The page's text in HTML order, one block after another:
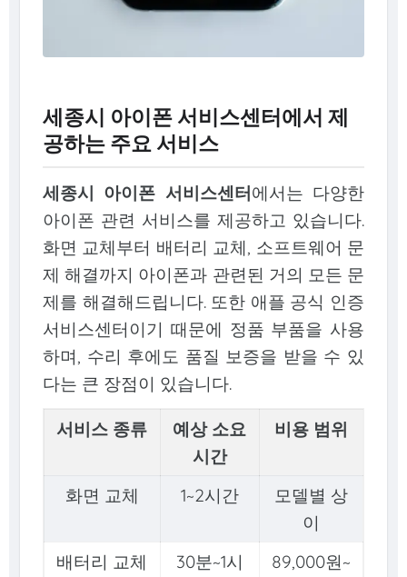
세종시 아이폰 서비스센터에서 제
공하는 주요 서비스
세종시 아이폰 서비스센터에서는 다양한
아이폰 관련 서비스를 제공하고 있습니다.
화면 교체부터 배터리 교체, 소프트웨어 문
제 해결까지 아이폰과 관련된 거의 모든 문
제를 해결해드립니다. 또한 애플 공식 인증
서비스센터이기 때문에 정품 부품을 사용
하며, 수리 후에도 품질 보증을 받을 수 있
다는 큰 장점이 있습니다.
서비스 종류
예상 소요
시간
비용 범위
화면 교체 1~2시간
모델별 상
이
배터리 교체
30분~1시
89,000원~